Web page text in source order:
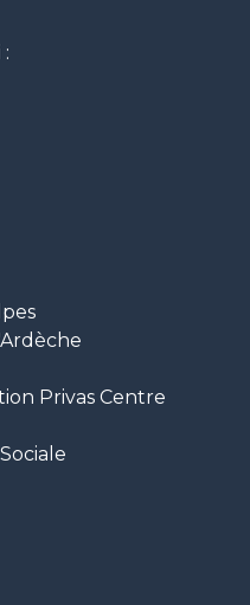
Privas Centre